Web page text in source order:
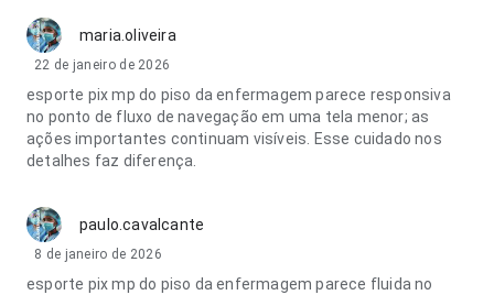
maria.oliveira
22 de janeiro de 2026
esporte pix mp do piso da enfermagem parece responsiva
no ponto de fluxo de navegação em uma tela menor; as
ações importantes continuam visíveis. Esse cuidado nos
detalhes faz diferença.
paulo.cavalcante
8 de janeiro de 2026
esporte pix mp do piso da enfermagem parece fluida no